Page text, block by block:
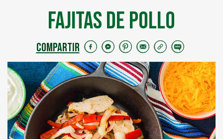
Fajitas de Pollo
COMPARTIR